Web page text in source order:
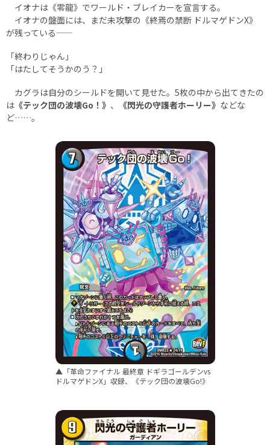
イオナは《零龍》でワールド・ブレイカーを宣言する。
イオナの盤面には、まだ未攻撃の《終焉の禁断 ドルマゲドンX》
が残っている――
「終わりじゃん」
「はたしてそうかのう？」
カグラは自分のシールドを開いて見せた。5枚の中から出てきたの
は 《テック団の波壊Go！》 、 《閃光の守護者ホーリー》 などな
ど……。
▲「革命ファイナル 最終章 ドギラゴールデンvs
ドルマゲドンX」収録、《テック団の波壊Go!》